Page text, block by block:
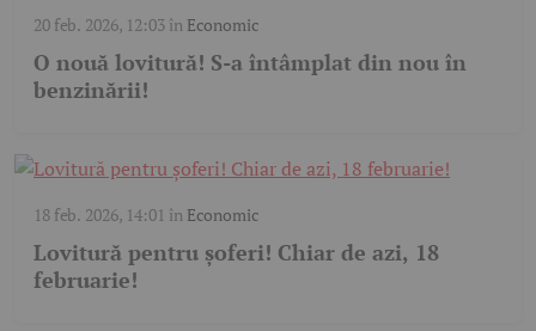
20 feb. 2026, 12:03în Economic
O nouă lovitură! S-a întâmplat din nou în
benzinării!
18 feb. 2026, 14:01 în Economic
Lovitură pentru șoferi! Chiar de azi, 18
februarie!